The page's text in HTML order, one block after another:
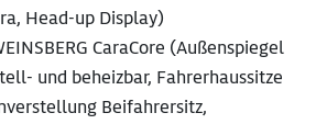
Head-up Display)
CaraCore (Außenspiegel
und beheizbar, Fahrerhaussitze
Beifahrersitz,